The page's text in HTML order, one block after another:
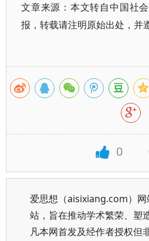
文章来源：本文转自中国社
报，转载请注明原始出处，并
0
爱思想（aisixiang.com）网
站，旨在推动学术繁荣、塑
凡本网首发及经作者授权但